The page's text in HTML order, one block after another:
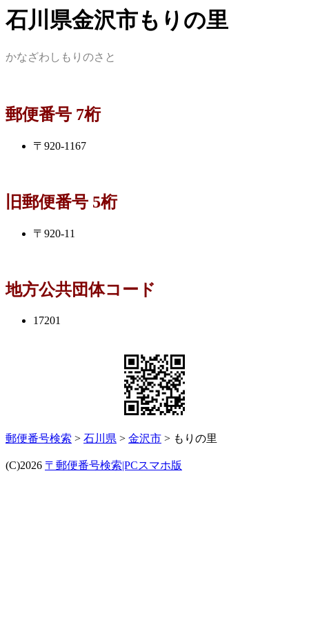
石川県金沢市もりの里
かなざわしもりのさと
郵便番号 7桁
〒920-1167
旧郵便番号 5桁
〒920-11
地方公共団体コード
17201
郵便番号検索 > 石川県 > 金沢市 > もりの里
(C)2026 〒郵便番号検索|PCスマホ版